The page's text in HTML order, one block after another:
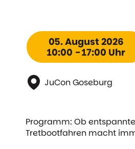
05. August 2026
10:00 - 17:00 Uhr
JuCon Goseburg
Programm: Ob
Tretbootfahren macht